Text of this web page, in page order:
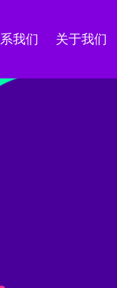
我们 关于我们